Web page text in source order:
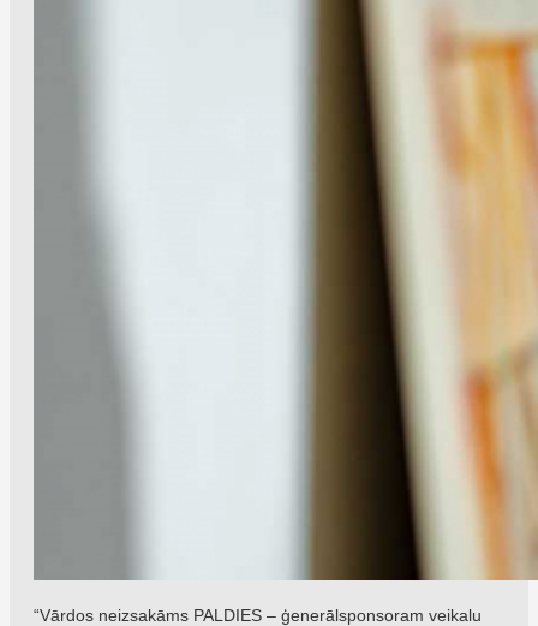
“Vārdos neizsakāms PALDIES – ģenerālsponsoram veikalu